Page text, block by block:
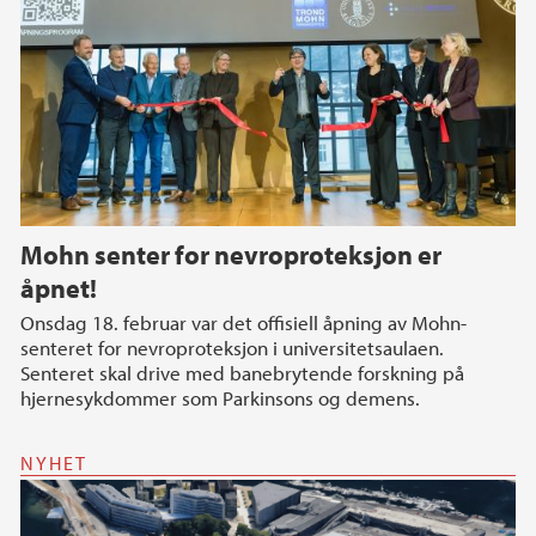
Mohn senter for nevroproteksjon er
åpnet!
Onsdag 18. februar var det offisiell åpning av Mohn-
senteret for nevroproteksjon i universitetsaulaen.
Senteret skal drive med banebrytende forskning på
hjernesykdommer som Parkinsons og demens.
NYHET